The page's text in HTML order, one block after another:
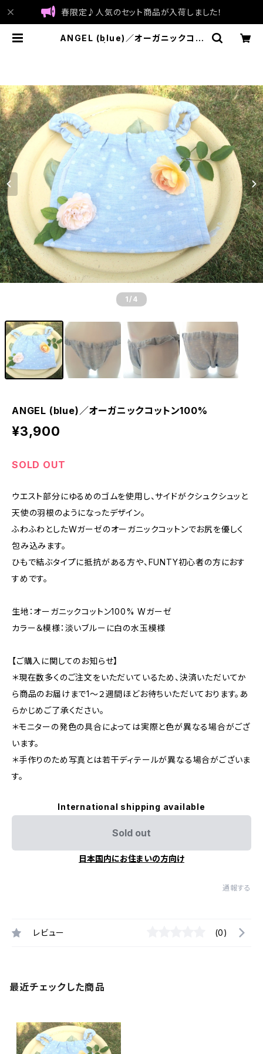
春限定♪人気のセット商品が入荷しました！
ANGEL (blue)／オーガニックコッ
1 /4
ANGEL (blue)／オーガニックコットン100%
¥3,900
SOLD OUT
ウエスト部分にゆるめのゴムを使用し、サイドがクシュクシュッと
天使の羽根のようになったデザイン。
ふわふわとしたWガーゼのオーガニックコットンでお尻を優しく
包み込みます。
ひもで結ぶタイプに抵抗がある方や、FUNTY初心者の方におす
すめです。
生地：オーガニックコットン100% Wガーゼ
カラー＆模様：淡いブルーに白の水玉模様
【ご購入に関してのお知らせ】
＊現在数多くのご注文をいただいているため、決済いただいてか
ら商品のお届けまで1〜２週間ほどお待ちいただいております。あ
らかじめご了承ください。
＊モニターの発色の具合によっては実際と色が異なる場合がござ
います。
＊手作りのため写真とは若干ディテールが異なる場合がございま
す。
International shipping available
Sold out
日本国内にお住まいの方向け
通報する
レビュー (0)
最近チェックした商品